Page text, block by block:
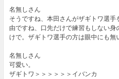
名無しさん
そうですね、本田さんがザギトワ選
由ですね、口先だけで練習もしない
けで。ザギトワ選手の方は眼中にも無
名無しさん
可愛い。
ザギトワ＞＞＞＞＞＞イバンカ